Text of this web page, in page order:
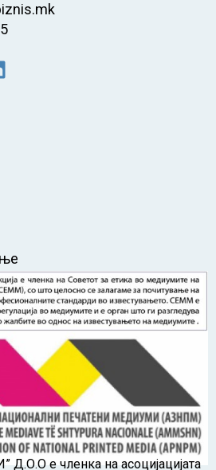
е членка на асоцијацијата